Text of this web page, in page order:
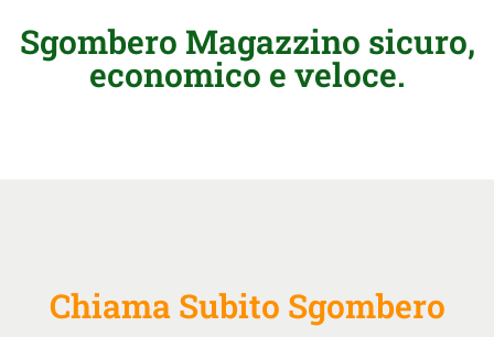
Sgombero Magazzino sicuro,
economico e veloce.
Chiama Subito Sgombero